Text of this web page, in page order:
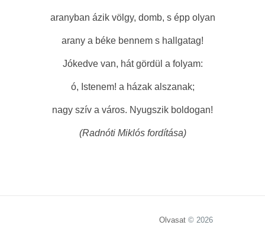
aranyban ázik völgy, domb, s épp olyan
arany a béke bennem s hallgatag!
Jókedve van, hát gördül a folyam:
ó, Istenem! a házak alszanak;
nagy szív a város. Nyugszik boldogan!
(Radnóti Miklós fordítása)
Olvasat © 2026